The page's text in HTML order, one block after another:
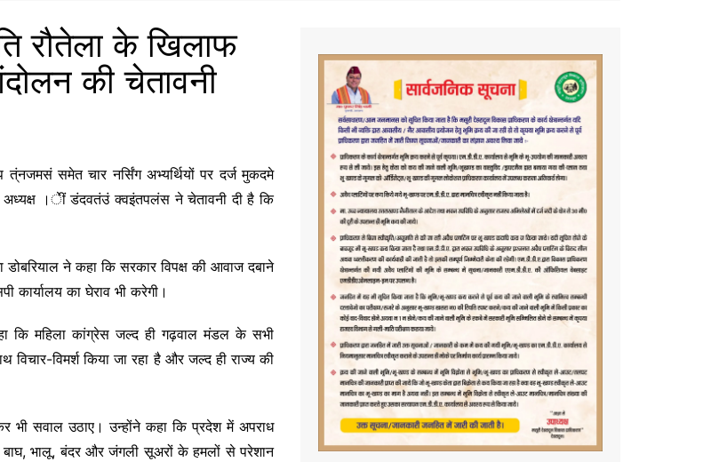
रौतेला के खिलाफ
की चेतावनी
समेत चार नर्सिंग अभ्यर्थियों पर दर्ज मुकदमे
अध्यक्ष ।ेीं डंदवतंउं क्वइंतपलंस ने चेतावनी दी है कि
डोबरियाल ने कहा कि सरकार विपक्ष की आवाज दबाने
कार्यालय का घेराव भी करेगी।
कि महिला कांग्रेस जल्द ही गढ़वाल मंडल के सभी
विचार-विमर्श किया जा रहा है और जल्द ही राज्य की
भी सवाल उठाए। उन्होंने कहा कि प्रदेश में अपराध
बाघ, भालू, बंदर और जंगली सूअरों के हमलों से परेशान